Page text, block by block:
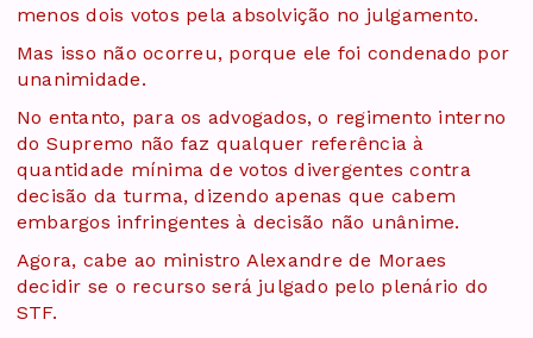
menos dois votos pela absolvição no julgamento.
Mas isso não ocorreu, porque ele foi condenado por
unanimidade.
No entanto, para os advogados, o regimento interno
do Supremo não faz qualquer referência à
quantidade mínima de votos divergentes contra
decisão da turma, dizendo apenas que cabem
embargos infringentes à decisão não unânime.
Agora, cabe ao ministro Alexandre de Moraes
decidir se o recurso será julgado pelo plenário do
STF.